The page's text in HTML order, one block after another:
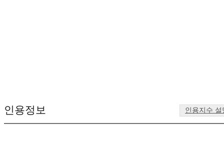
인용정보 인용지수 설